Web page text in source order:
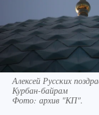
Алексей Русских
Курбан-байрам
Фото: архив "КП".